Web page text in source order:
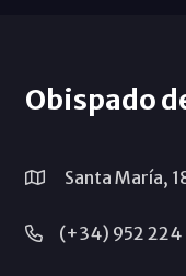
Obispado
Santa María,
(+34) 952 224